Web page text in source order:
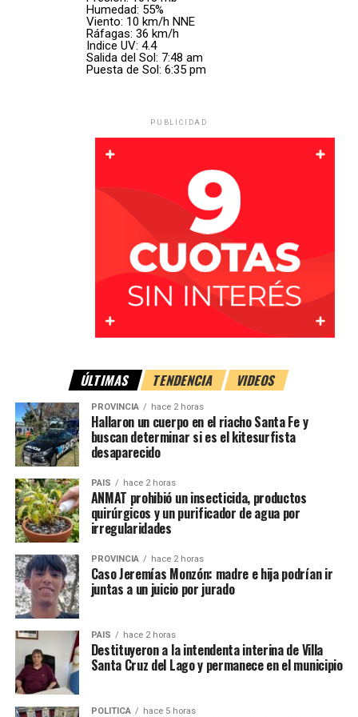
Por Móvil Quique
El vehículo pertenecía a una empresa de
y ambos ocupantes eran oriundos de esa
localidad. Hasta el momento,las autoridades no
Importante despliegue de
emergencia
de María Juana, quienes movilizaron una unidad del
destacamento y dos móviles del cuartel central, con la
participación de11 bomberos
También
trabajaron
Plaza
Clucellas
personal de
laPolicía de
Investigaciones (PDI) de Rafaela
actuaciones correspondientes.
Humedad: 55%
Viento: 10 km/h NNE
Ráfagas: 36 km/h
Indice UV: 4.4
Salida del Sol: 7:48 am
Puesta de Sol: 6:35 pm
PUBLICIDAD
ÚLTIMAS TENDENCIA VIDEOS
PROVINCIA hace 2 horas
Hallaron un cuerpo en el riacho Santa Fe y
buscan determinar si es el kitesurfista
desaparecido
PAIS hace 2 horas
ANMAT prohibió un insecticida, productos
quirúrgicos y un purificador de agua por
irregularidades
PROVINCIA hace 2 horas
Caso Jeremías Monzón: madre e hija podrían ir
juntas a un juicio por jurado
PAIS hace 2 horas
Destituyeron a la intendenta interina de Villa
Santa Cruz del Lago y permanece en el municipio
POLITICA hace 5 horas